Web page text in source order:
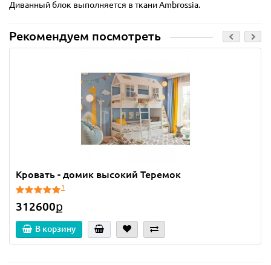
Диванный блок выполняется в ткани Ambrossia.
Рекомендуем посмотреть
Кровать - домик высокий Теремок
1
312600ք
В корзину